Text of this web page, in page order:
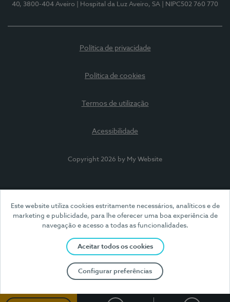
Este website utiliza cookies estritamente necessários, analíticos e de
marketing e publicidade, para lhe oferecer uma boa experiência de
navegação e acesso a todas as funcionalidades.
Aceitar todos os cookies
Configurar preferências
40, 3800-404 Aveiro
| Hospital da Luz Aveiro, SA | NIPC502 760 770
Política de privacidade
Política de cookies
Termos de utilização
Acessibilidade
Copyright 2026 by My Website